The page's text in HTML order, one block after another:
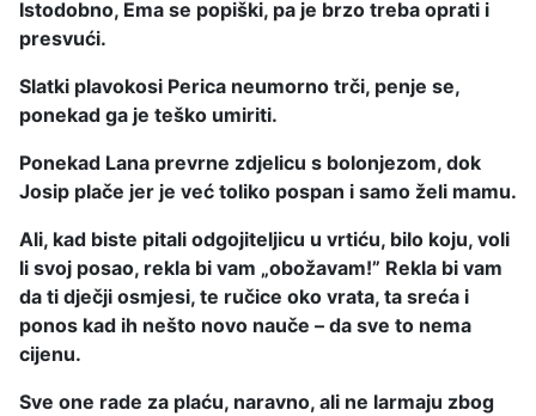
Istodobno, Ema se popiški, pa je brzo treba oprati i
presvući.
Slatki plavokosi Perica neumorno trči, penje se,
ponekad ga je teško umiriti.
Ponekad Lana prevrne zdjelicu s bolonjezom, dok
Josip plače jer je već toliko pospan i samo želi mamu.
Ali, kad biste pitali odgojiteljicu u vrtiću, bilo koju, voli
li svoj posao, rekla bi vam „obožavam!” Rekla bi vam
da ti dječji osmjesi, te ručice oko vrata, ta sreća i
ponos kad ih nešto novo nauče – da sve to nema
cijenu.
Sve one rade za plaću, naravno, ali ne larmaju zbog